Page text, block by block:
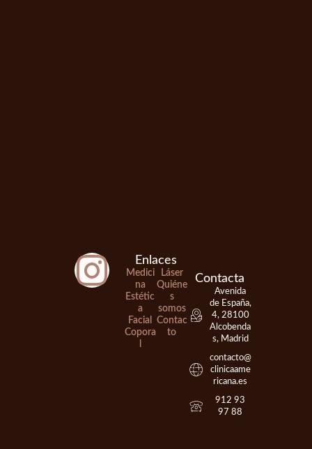
I
n
Enlaces
Medici
na
Estétic
a
Facial
Copora
Láser
Quiéne
s
somos
Contac
to
Contacta
Avenida
de España,
4, 28100
Alcobenda
s, Madrid
contacto@
clinicaame
ricana.es
912 93
97 88